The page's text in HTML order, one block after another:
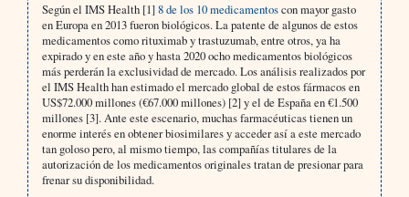
Según el IMS Health [1]8 de los 10 medicamentoscon mayor gasto
en Europa en 2013 fueron biológicos. La patente de algunos de estos
medicamentos como rituximab y trastuzumab, entre otros, ya ha
expirado y en este año y hasta 2020 ocho medicamentos biológicos
más perderán la exclusividad de mercado. Los análisis realizados por
el IMS Health han estimado el mercado global de estos fármacos en
US$72.000 millones (€67.000 millones) [2] y el de España en €1.500
millones [3]. Ante este escenario, muchas farmacéuticas tienen un
enorme interés en obtener biosimilares y acceder así a este mercado
tan goloso pero, al mismo tiempo, las compañías titulares de la
autorización de los medicamentos originales tratan de presionar para
frenar su disponibilidad.